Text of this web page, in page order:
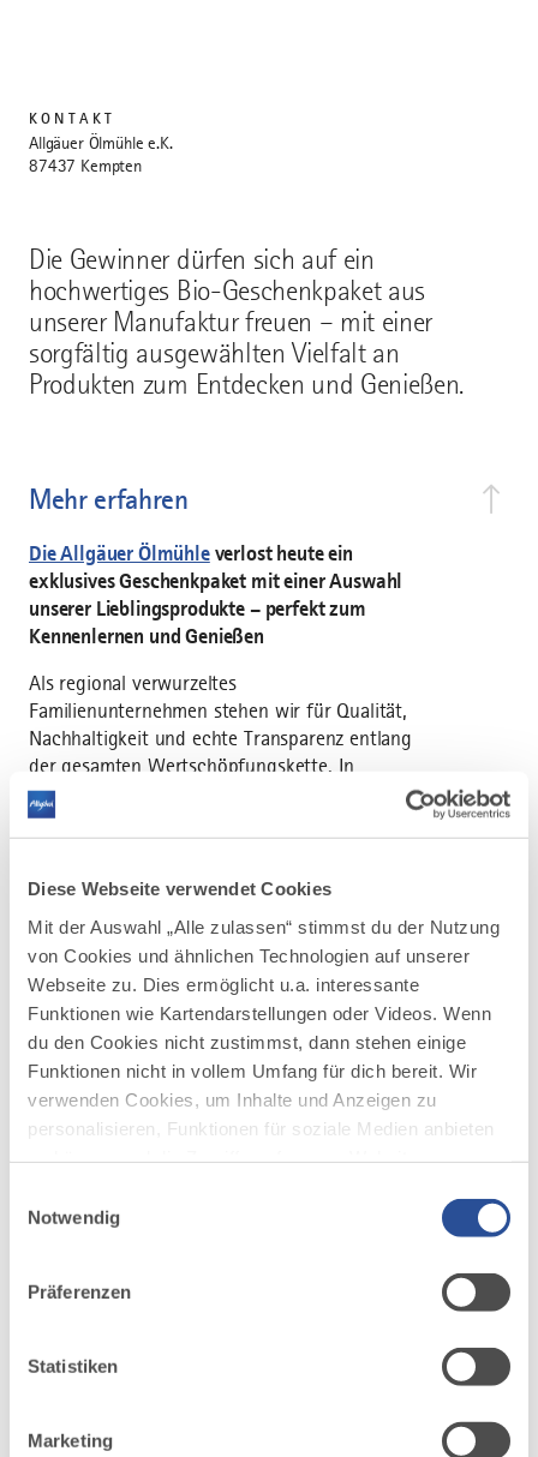
Diese Webseite verwendet Cookies
Mit der Auswahl „Alle zulassen“ stimmst du der Nutzung
von Cookies und ähnlichen Technologien auf unserer
Webseite zu. Dies ermöglicht u.a. interessante
Funktionen wie Kartendarstellungen oder Videos. Wenn
du den Cookies nicht zustimmst, dann stehen einige
Funktionen nicht in vollem Umfang für dich bereit. Wir
verwenden Cookies, um Inhalte und Anzeigen zu
personalisieren, Funktionen für soziale Medien anbieten
deiner Verwendung unserer Website an unsere Partner
möglicherweise mit weiteren Daten zusammen, die du
Nutzung der Dienste gesammelt haben.
Notwendig
Präferenzen
Statistiken
Marketing
Die Gewinner dürfen sich auf ein
hochwertiges Bio-Geschenkpaket aus
unserer Manufaktur freuen – mit einer
sorgfältig ausgewählten Vielfalt an
Produkten zum Entdecken und Genießen.
Mehr erfahren
Die Allgäuer Ölmühleverlost heute ein
exklusives Geschenkpaket mit einer Auswahl
unserer Lieblingsprodukte – perfekt zum
Kennenlernen und Genießen
Als regional verwurzeltes
Familienunternehmen stehen wir für Qualität,
Nachhaltigkeit und echte Transparenz entlang
der gesamten Wertschöpfungskette. In
unserer bio- und demeter-zertifizierten
Manufaktur in Kempten produzieren wir
feine Mehle und Proteine – natürlich in 100
www.allgaeuer-oelmuehle.de
KONTAKT
Allgäuer Ölmühle e.K.
87437 Kempten